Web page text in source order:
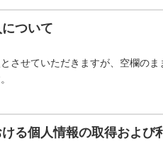
ついて
させていただきますが、空欄の
る個人情報の取得および